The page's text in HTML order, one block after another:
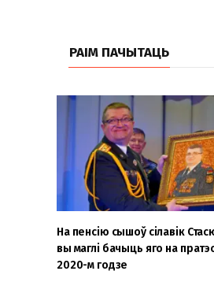
РАІМ ПАЧЫТАЦЬ
На пенсію сышоў сілавік
вы маглі бачыць яго на
2020-м годзе